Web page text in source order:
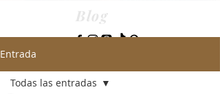
Blog
Entrada
Todas las entradas